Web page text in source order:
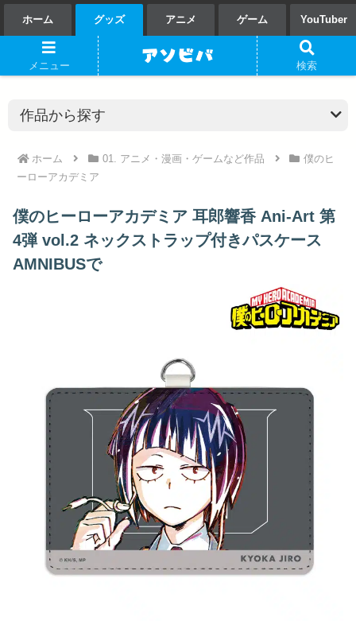
ホーム グッズ アニメ ゲーム YouTuber
ホーム 01. アニメ・漫画・ゲームなど作品
僕のヒ
ーローアカデミア
僕のヒーローアカデミア 耳郎響香 Ani-Art 第
4弾 vol.2 ネックストラップ付きパスケース
AMNIBUSで
メニュー 検索